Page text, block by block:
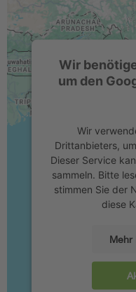
Wir
um den
Wir
Drittanbieters,
Dieser Service
sammeln. Bitte
stimmen Sie der
diese
Mehr